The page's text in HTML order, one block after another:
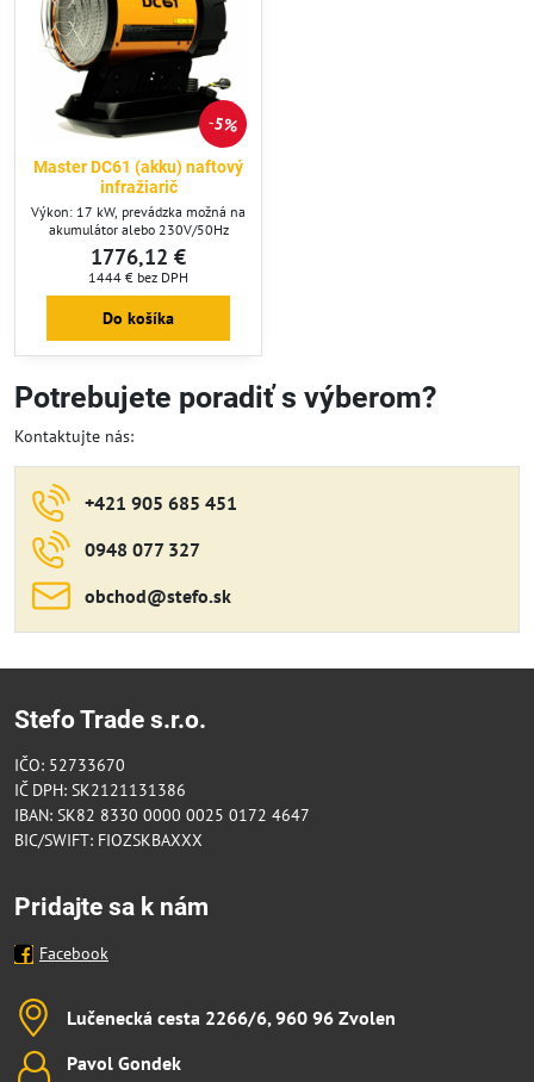
5%
Master DC61 (akku) naftový
infražiarič
Výkon: 17 kW, prevádzka možná na
akumulátor alebo 230V/50Hz
1776,12 €
1444 € bez DPH
Do košíka
Potrebujete poradiť s výberom?
Kontaktujte nás:
+421 905 685 451
0948 077 327
obchod​@stefo​.sk
Stefo Trade s.r.o.
IČO: 52733670
IČ DPH: SK2121131386
IBAN: SK82 8330 0000 0025 0172 4647
BIC/SWIFT: FIOZSKBAXXX
Pridajte sa k nám
Facebook
Lučenecká cesta 2266/6, 960 96 Zvolen
Pavol Gondek